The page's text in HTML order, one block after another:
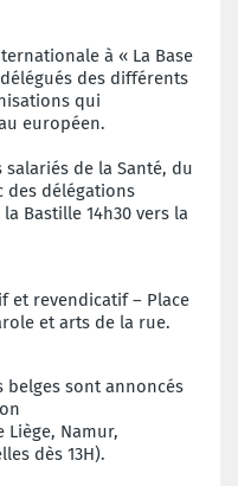
à « La Base
des différents
qui
européen.
salariés de la Santé, du
des délégations
Bastille 14h30 vers la
et revendicatif – Place
et arts de la rue.
belges sont annoncés
Namur,
dès 13H).